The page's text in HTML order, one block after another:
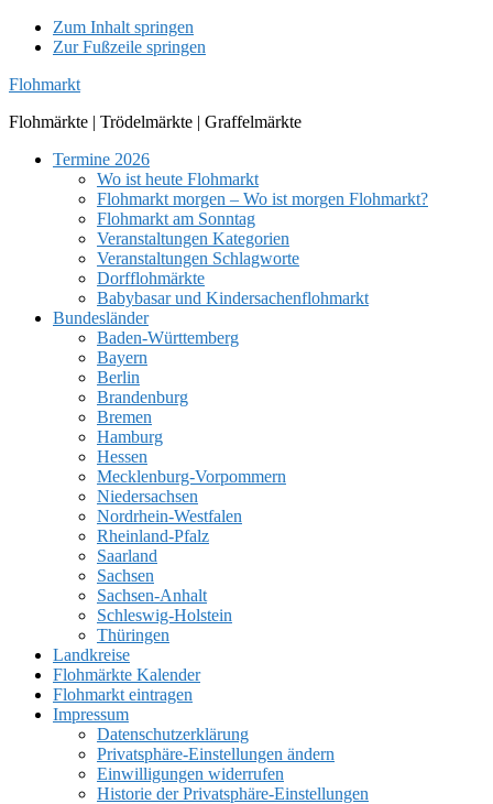
Zum Inhalt springen
Zur Fußzeile springen
Flohmarkt
Flohmärkte | Trödelmärkte | Graffelmärkte
Termine 2026
Wo ist heute Flohmarkt
Flohmarkt morgen – Wo ist morgen Flohmarkt?
Flohmarkt am Sonntag
Veranstaltungen Kategorien
Veranstaltungen Schlagworte
Dorfflohmärkte
Babybasar und Kindersachenflohmarkt
Bundesländer
Baden-Württemberg
Bayern
Berlin
Brandenburg
Bremen
Hamburg
Hessen
Mecklenburg-Vorpommern
Niedersachsen
Nordrhein-Westfalen
Rheinland-Pfalz
Saarland
Sachsen
Sachsen-Anhalt
Schleswig-Holstein
Thüringen
Landkreise
Flohmärkte Kalender
Flohmarkt eintragen
Impressum
Datenschutzerklärung
Privatsphäre-Einstellungen ändern
Einwilligungen widerrufen
Historie der Privatsphäre-Einstellungen